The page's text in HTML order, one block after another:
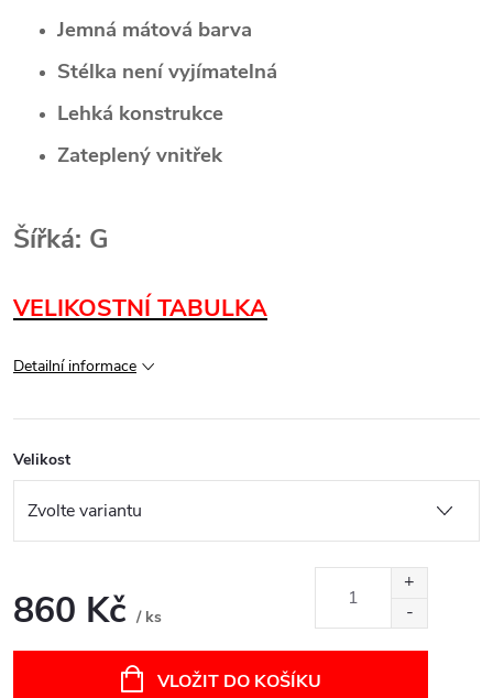
Jemná mátová barva
Stélka není vyjímatelná
Lehká konstrukce
Zateplený vnitřek
Šířká: G
VELIKOSTNÍ TABULKA
Detailní informace
Velikost
860 Kč / ks
VLOŽIT DO KOŠÍKU